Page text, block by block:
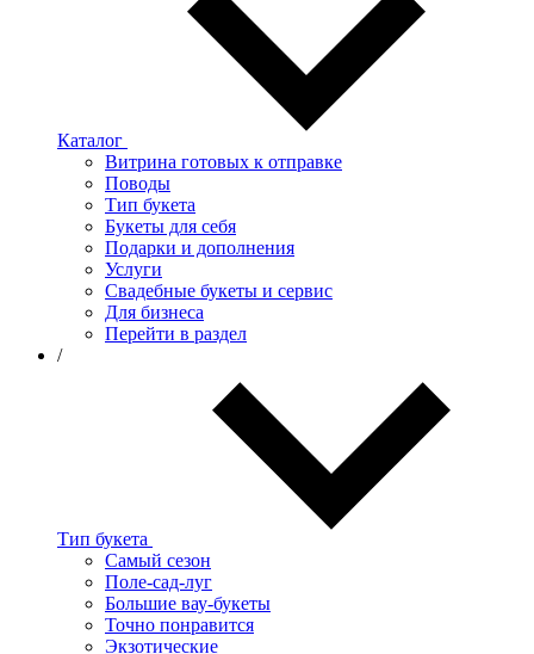
Каталог
Витрина готовых к отправке
Поводы
Тип букета
Букеты для себя
Подарки и дополнения
Услуги
Свадебные букеты и сервис
Для бизнеса
Перейти в раздел
/
Тип букета
Самый сезон
Поле-сад-луг
Большие вау-букеты
Точно понравится
Экзотические